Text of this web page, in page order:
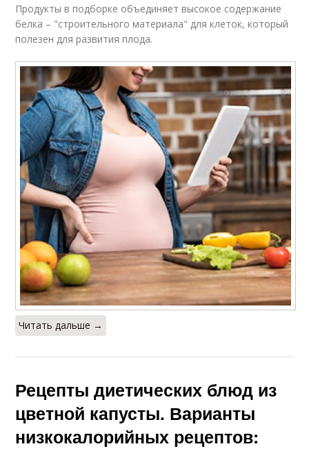
Продукты в подборке объединяет высокое содержание
белка – "строительного материала" для клеток, который
полезен для развития плода.
Читать дальше →
Рецепты диетических блюд из
цветной капусты. Варианты
низкокалорийных рецептов: